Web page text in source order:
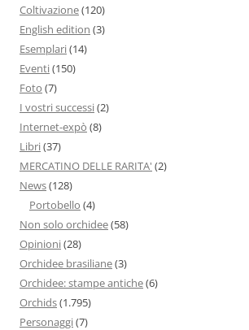
Coltivazione(120)
English edition (3)
Esemplari(14)
Eventi(150)
Foto (7)
I vostri successi(2)
Internet-expò (8)
Libri(37)
MERCATINO DELLE RARITA' (2)
News(128)
Portobello (4)
Non solo orchidee(58)
Opinioni(28)
Orchidee brasiliane(3)
Orchidee: stampe antiche(6)
Orchids(1.795)
Personaggi(7)